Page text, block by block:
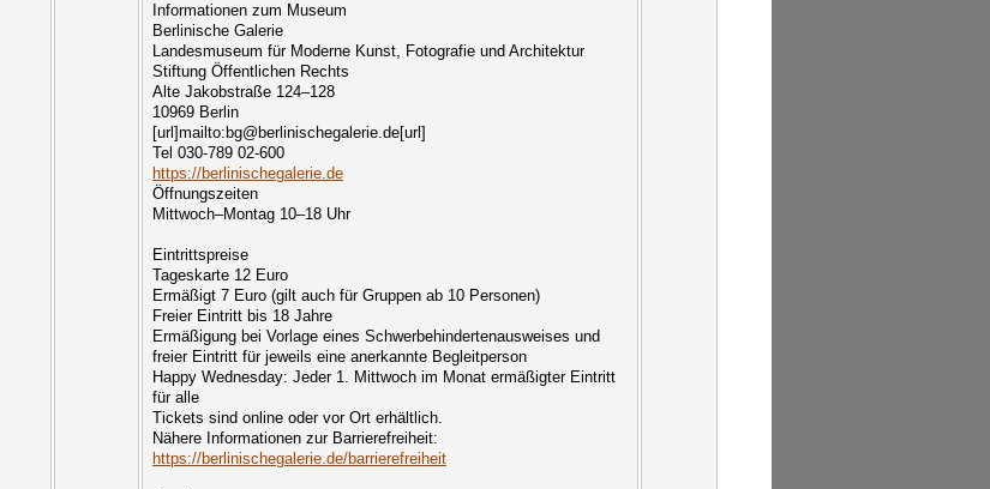
Informationen zum Museum
Berlinische Galerie
Landesmuseum für Moderne Kunst, Fotografie und Architektur
Stiftung Öffentlichen Rechts
Alte Jakobstraße 124–128
10969 Berlin
[url]mailto:bg@berlinischegalerie.de[url]
Tel 030-789 02-600
https://berlinischegalerie.de
Öffnungszeiten
Mittwoch–Montag 10–18 Uhr
Eintrittspreise
Tageskarte 12 Euro
Ermäßigt 7 Euro (gilt auch für Gruppen ab 10 Personen)
Freier Eintritt bis 18 Jahre
Ermäßigung bei Vorlage eines Schwerbehindertenausweises und
freier Eintritt für jeweils eine anerkannte Begleitperson
Happy Wednesday: Jeder 1. Mittwoch im Monat ermäßigter Eintritt
für alle
Tickets sind online oder vor Ort erhältlich.
Nähere Informationen zur Barrierefreiheit:
https://berlinischegalerie.de/barrierefreiheit